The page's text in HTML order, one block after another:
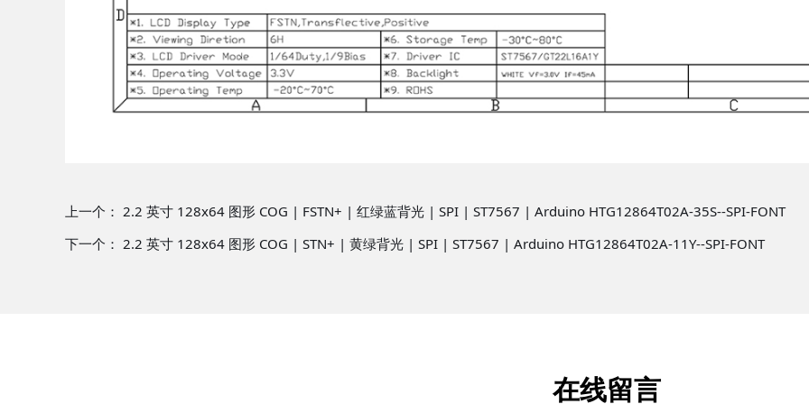
上一个： 2.2 英寸 128x64 图形 COG | FSTN+ | 红绿蓝背光 | SPI | ST7567 | Arduino HTG12864T02A-35S--SPI-FONT
下一个： 2.2 英寸 128x64 图形 COG | STN+ | 黄绿背光 | SPI | ST7567 | Arduino HTG12864T02A-11Y--SPI-FONT
在线留言